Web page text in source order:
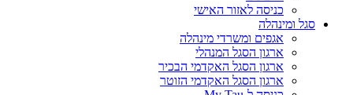
כניסה לאזור האישי
סגל ומינהלה
אגפים ומשרדי מינהלה
ארגון הסגל המנהלי
ארגון הסגל האקדמי הבכיר
ארגון הסגל האקדמי הזוטר